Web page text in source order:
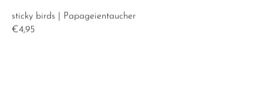
sticky birds | Papageientaucher
€4,95